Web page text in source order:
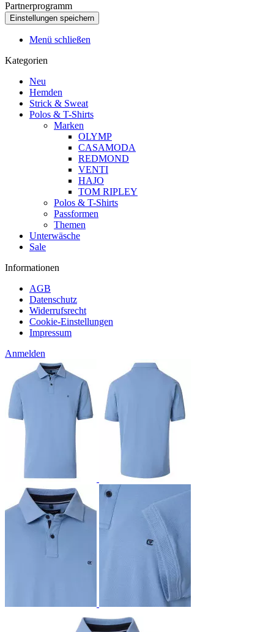
Partnerprogramm
Menü schließen
Kategorien
Neu
Hemden
Strick & Sweat
Polos & T-Shirts
Marken
OLYMP
CASAMODA
REDMOND
VENTI
HAJO
TOM RIPLEY
Polos & T-Shirts
Passformen
Themen
Unterwäsche
Sale
Informationen
AGB
Datenschutz
Widerrufsrecht
Cookie-Einstellungen
Impressum
Anmelden